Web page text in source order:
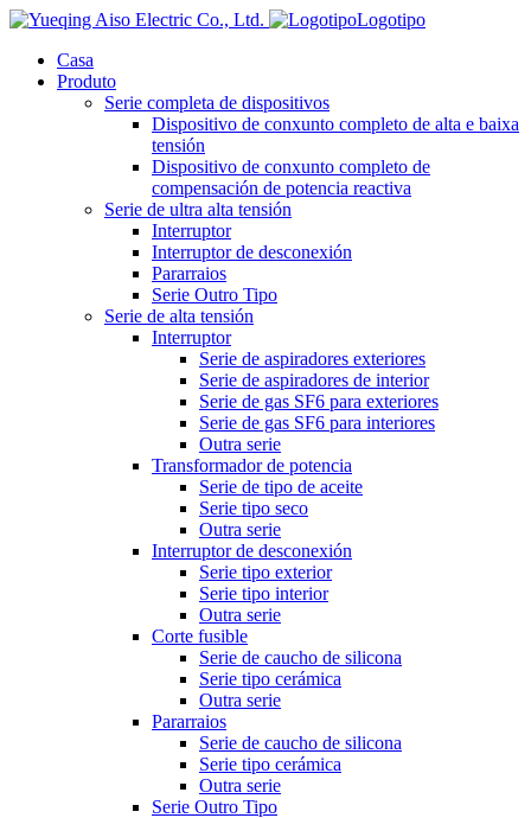
Logotipo
Casa
Produto
Serie completa de dispositivos
Dispositivo de conxunto completo de alta e baixa
tensión
Dispositivo de conxunto completo de
compensación de potencia reactiva
Serie de ultra alta tensión
Interruptor
Interruptor de desconexión
Pararraios
Serie Outro Tipo
Serie de alta tensión
Interruptor
Serie de aspiradores exteriores
Serie de aspiradores de interior
Serie de gas SF6 para exteriores
Serie de gas SF6 para interiores
Outra serie
Transformador de potencia
Serie de tipo de aceite
Serie tipo seco
Outra serie
Interruptor de desconexión
Serie tipo exterior
Serie tipo interior
Outra serie
Corte fusible
Serie de caucho de silicona
Serie tipo cerámica
Outra serie
Pararraios
Serie de caucho de silicona
Serie tipo cerámica
Outra serie
Serie Outro Tipo